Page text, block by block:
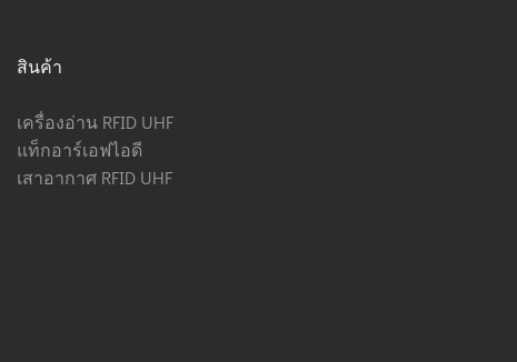
สินค้า
เครื่องอ่าน RFID UHF
แท็กอาร์เอฟไอดี
เสาอากาศ RFID UHF